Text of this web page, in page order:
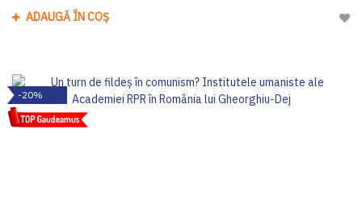
ADAUGĂ ÎN COȘ
-20%